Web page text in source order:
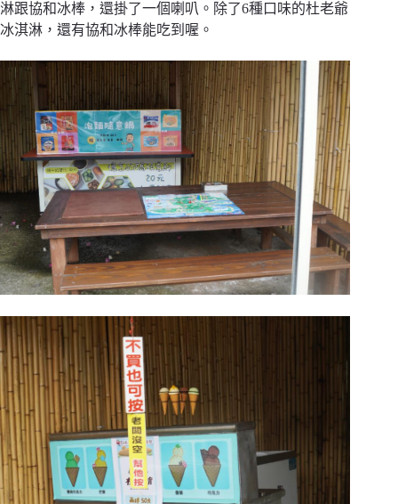
淋跟協和冰棒，還掛了一個喇叭。除了6種口味的杜老爺
冰淇淋，還有協和冰棒能吃到喔。